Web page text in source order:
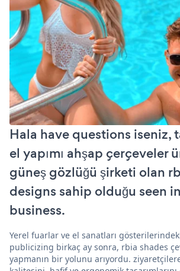
Hala have questions iseniz,
el yapımı ahşap çerçeveler
güneş gözlüğü şirketi olan
designs sahip olduğu seen
business.
Yerel fuarlar ve el sanatları
publicizing birkaç ay sonra, rbia shades
yapmanın bir yolunu arıyordu.